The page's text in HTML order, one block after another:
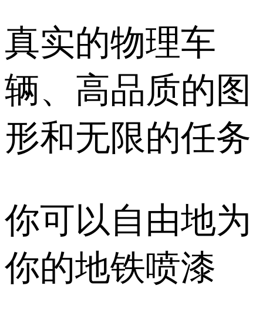
真实的物理车
辆、高品质的图
形和无限的任务
你可以自由地为
你的地铁喷漆